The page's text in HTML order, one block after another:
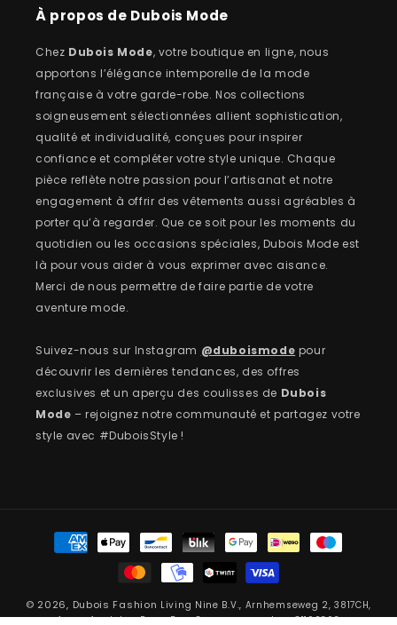
À propos de Dubois Mode
Chez Dubois Mode, votre boutique en ligne, nous
apportons l’élégance intemporelle de la mode
française à votre garde-robe. Nos collections
soigneusement sélectionnées allient sophistication,
qualité et individualité, conçues pour inspirer
confiance et compléter votre style unique. Chaque
pièce reflète notre passion pour l’artisanat et notre
engagement à offrir des vêtements aussi agréables à
porter qu’à regarder. Que ce soit pour les moments du
quotidien ou les occasions spéciales, Dubois Mode est
là pour vous aider à vous exprimer avec aisance.
Merci de nous permettre de faire partie de votre
aventure mode.
Suivez-nous sur Instagram @duboismode pour
découvrir les dernières tendances, des offres
exclusives et un aperçu des coulisses de Dubois
Mode – rejoignez notre communauté et partagez votre
style avec #DuboisStyle !
Moyens
© 2026, Dubois Fashion Living Nine B.V., Arnhemseweg 2, 3817CH,
Amersfoort, Les Pays-Bas, Company number: 81192363